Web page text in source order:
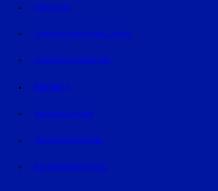
DINGOLFING
LANDKREIS DINGOLFING-LANDAU
LANDKREIS DEGGENDORF
POLIZEI
POLIZEIMELDUNGEN
FAHNDUNG/VERMISSTE
AUS DEM GERICHTSSAAL